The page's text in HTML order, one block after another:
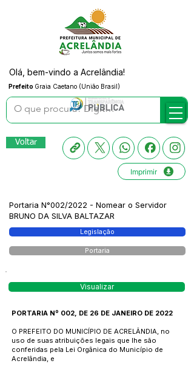
Prefeito Graia Caetano (União Brasil)
Olá, bem-vindo a Acrelândia!
Voltar
Imprimir
Portaria N°002/2022 - Nomear o Servidor
BRUNO DA SILVA BALTAZAR
Legislação
Portaria
Visualizar
PORTARIA Nº 002, DE 26 DE JANEIRO DE 2022
O PREFEITO DO MUNICÍPIO DE ACRELÂNDIA, no
uso de suas atribuições legais que lhe são
conferidas pela Lei Orgânica do Município de
Acrelândia, e